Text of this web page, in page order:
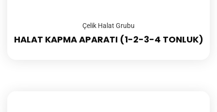
Çelik Halat Grubu
HALAT KAPMA APARATI (1-2-3-4 TONLUK)